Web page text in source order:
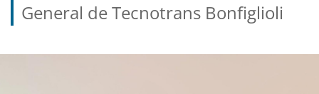
General de Tecnotrans Bonfiglioli